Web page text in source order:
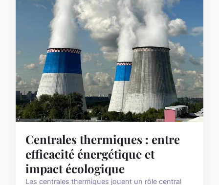
Centrales thermiques : entre
efficacité énergétique et
impact écologique
Les centrales thermiques jouent un rôle central